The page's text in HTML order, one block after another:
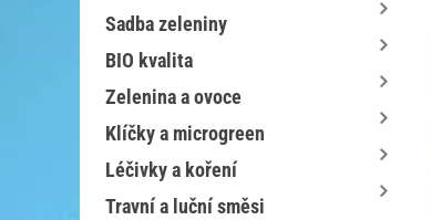
Sadba zeleniny
BIO kvalita
Zelenina a ovoce
Klíčky a microgreen
Léčivky a koření
Travní a luční směsi